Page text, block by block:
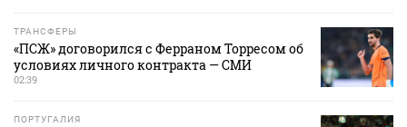
ТРАНСФЕРЫ
«ПСЖ» договорился с Ферраном Торресом об
условиях личного контракта — СМИ
02:39
ПОРТУГАЛИЯ